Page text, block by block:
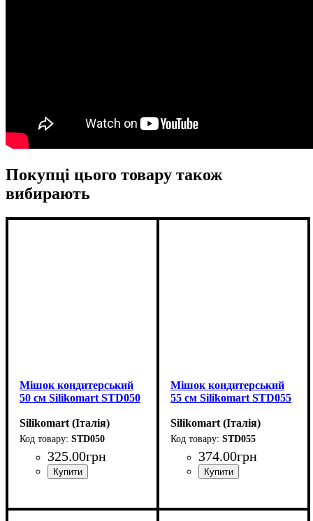
Покупці цього товару також
вибирають
Мішок кондитерський
50 см Silikomart STD050
Silikomart (Італія)
STD050
325.00грн
Мішок кондитерський
55 см Silikomart STD055
Silikomart (Італія)
STD055
374.00грн